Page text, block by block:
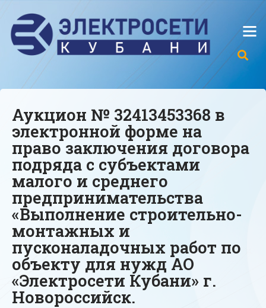
Аукцион № 32413453368 в
электронной форме на
право заключения договора
подряда с субъектами
малого и среднего
предпринимательства
«Выполнение строительно-
монтажных и
пусконаладочных работ по
объекту для нужд АО
«Электросети Кубани» г.
Новороссийск.